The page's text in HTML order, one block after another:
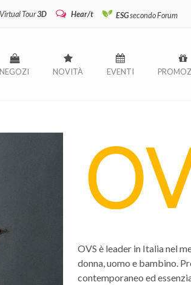
Virtual Tour3D Hear/t ESGsecondo Forum
NEGOZI NOVITÀ EVENTI
OVS è leader in Italia nel
donna, uomo e bambino.
contemporaneo ed